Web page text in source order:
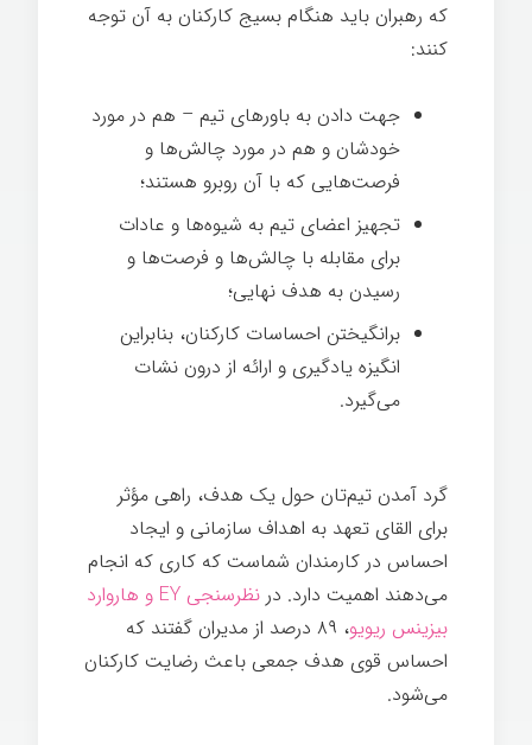
که رهبران باید هنگام بسیج کارکنان به آن توجه
کنند:
جهت دادن به باورهای تیم – هم در مورد
خودشان و هم در مورد چالش‌ها و
فرصت‌هایی که با آن روبرو هستند؛
تجهیز اعضای تیم به شیوه‌ها و عادات
برای مقابله با چالش‌ها و فرصت‌ها و
رسیدن به هدف نهایی؛
برانگیختن احساسات کارکنان، بنابراین
انگیزه یادگیری و ارائه از درون نشات
می‌گیرد.
گرد آمدن تیم‌تان حول یک هدف، راهی مؤثر
برای القای تعهد به اهداف سازمانی و ایجاد
احساس در کارمندان شماست که کاری که انجام
می‌دهند اهمیت دارد. در
نظرسنجی EY و هاروارد
بیزینس ریویو
، ۸۹ درصد از مدیران گفتند که
احساس قوی هدف جمعی باعث رضایت کارکنان
می‌شود.